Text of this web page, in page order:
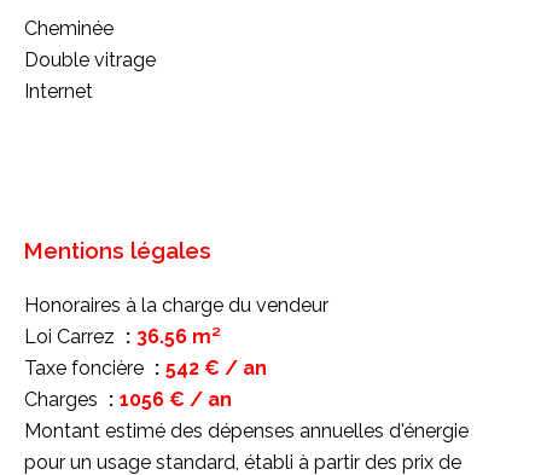
Cheminée
Double vitrage
Internet
Mentions légales
Honoraires à la charge du vendeur
Loi Carrez
36.56 m²
Taxe foncière
542 € / an
Charges
1056 € / an
Montant estimé des dépenses annuelles d'énergie
pour un usage standard, établi à partir des prix de